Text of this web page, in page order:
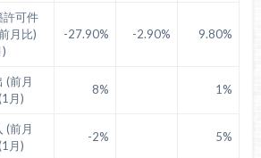
許可件
月比)
-27.90% -2.90% 9.80%
(前月
月)
8% 1%
(前月
月)
-2% 5%